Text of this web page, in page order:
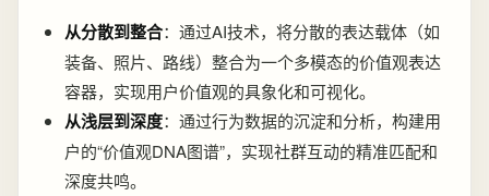
从分散到整合：通过AI技术，将分散的表达载体（如
装备、照片、路线）整合为一个多模态的价值观表达
容器，实现用户价值观的具象化和可视化。
从浅层到深度：通过行为数据的沉淀和分析，构建用
户的“价值观DNA图谱”，实现社群互动的精准匹配和
深度共鸣。